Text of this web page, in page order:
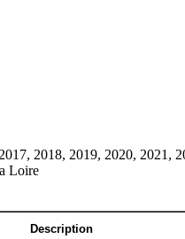
2018, 2019, 2020, 2021,
Loire
Description